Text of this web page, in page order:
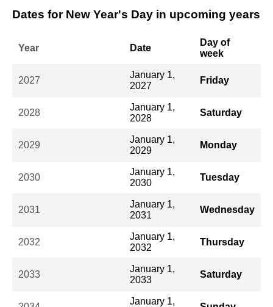
Dates for New Year's Day in upcoming years
Year Date
Day of
week
2027
January 1,
2027
Friday
2028
January 1,
2028
Saturday
2029
January 1,
2029
Monday
2030
January 1,
2030
Tuesday
2031
January 1,
2031
Wednesday
2032
January 1,
2032
Thursday
2033
January 1,
2033
Saturday
January 1,